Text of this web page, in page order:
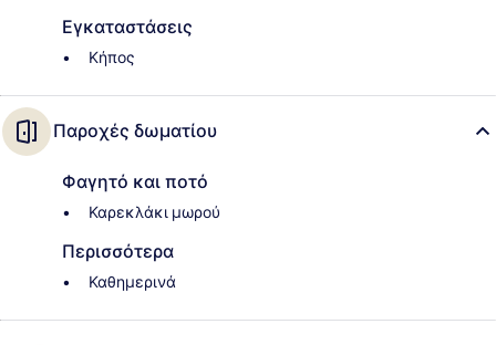
Εγκαταστάσεις
Κήπος
Παροχές δωματίου
Φαγητό και ποτό
Καρεκλάκι μωρού
Περισσότερα
Καθημερινά